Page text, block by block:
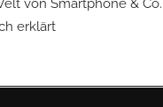
von Smartphone &
erklärt